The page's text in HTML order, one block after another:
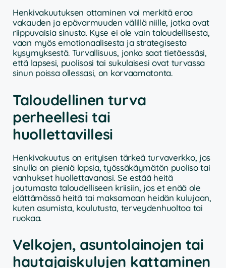
Henkivakuutuksen ottaminen voi merkitä eroa
vakauden ja epävarmuuden välillä niille, jotka ovat
riippuvaisia sinusta. Kyse ei ole vain taloudellisesta,
vaan myös emotionaalisesta ja strategisesta
kysymyksestä. Turvallisuus, jonka saat tietäessäsi,
että lapsesi, puolisosi tai sukulaisesi ovat turvassa
sinun poissa ollessasi, on korvaamatonta.
Taloudellinen turva
perheellesi tai
huollettavillesi
Henkivakuutus on erityisen tärkeä turvaverkko, jos
sinulla on pieniä lapsia, työssäkäymätön puoliso tai
vanhukset huollettavanasi. Se estää heitä
joutumasta taloudelliseen kriisiin, jos et enää ole
elättämässä heitä tai maksamaan heidän kulujaan,
kuten asumista, koulutusta, terveydenhuoltoa tai
ruokaa.
Velkojen, asuntolainojen tai
hautajaiskulujen kattaminen